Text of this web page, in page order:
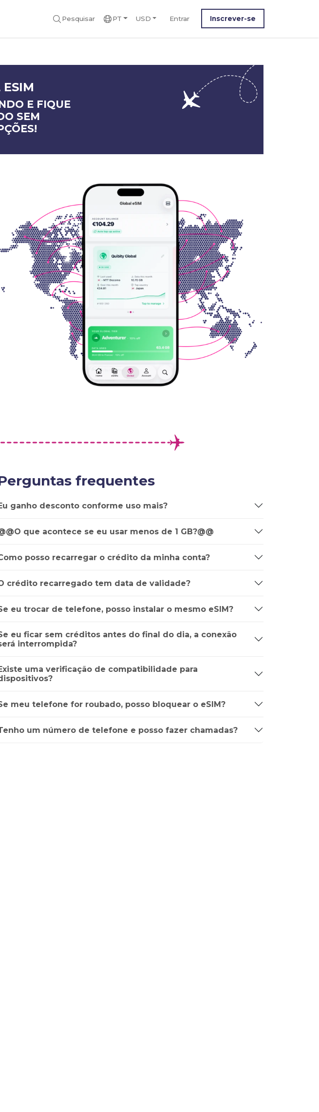
Pesquisar PT USD Entrar Inscrever-se
E FIQUE
SEM
frequentes
ganho desconto conforme uso mais?
que acontece se eu usar menos de 1 GB?@@
posso recarregar o crédito da minha conta?
crédito recarregado tem data de validade?
eu trocar de telefone, posso instalar o mesmo eSIM?
eu ficar sem créditos antes do final do dia, a conexão
interrompida?
uma verificação de compatibilidade para
meu telefone for roubado, posso bloquear o eSIM?
um número de telefone e posso fazer chamadas?